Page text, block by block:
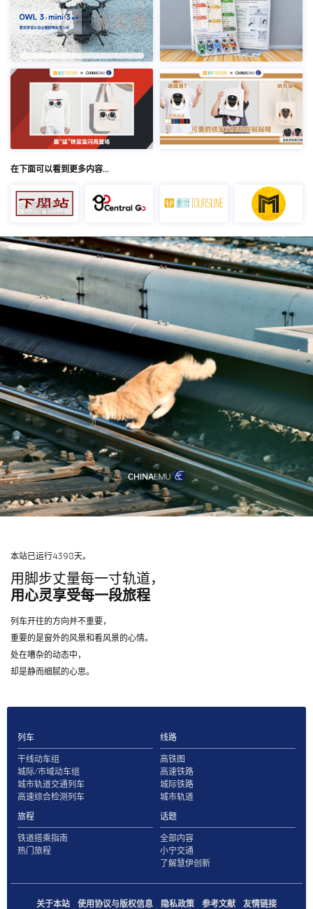
在下面可以看到更多内容…
本站已运行4398天。
用脚步丈量每一寸轨道，
用心灵享受每一段旅程
列车开往的方向并不重要，
重要的是窗外的风景和看风景的心情。
处在嘈杂的动态中，
却是静而细腻的心思。
列车
干线动车组
城际/市域动车组
城市轨道交通列车
高速综合检测列车
线路
高铁图
高速铁路
城际铁路
城市轨道
旅程
铁道搭乘指南
热门旅程
话题
全部内容
小宁交通
了解慧伊创新
关于本站 使用协议与版权信息 隐私政策 参考文献 友情链接